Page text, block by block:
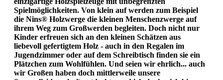
Spielmöglichkeiten. Von klein auf werden zum Beispiel
die Nins® Holzwerge die kleinen Menschenzwerge auf
ihrem Weg zum Großwerden begleiten. Doch nicht nur
Kinder erfreuen sich an den kleinen Schätzen aus
liebevoll gefertigtem Holz - auch in den Regalen im
Jugendzimmer oder auf dem Schreibtisch finden sie ein
Plätzchen zum Wohlfühlen. Und seien wir ehrlich... auch
wir Großen haben doch mittlerweile unsere